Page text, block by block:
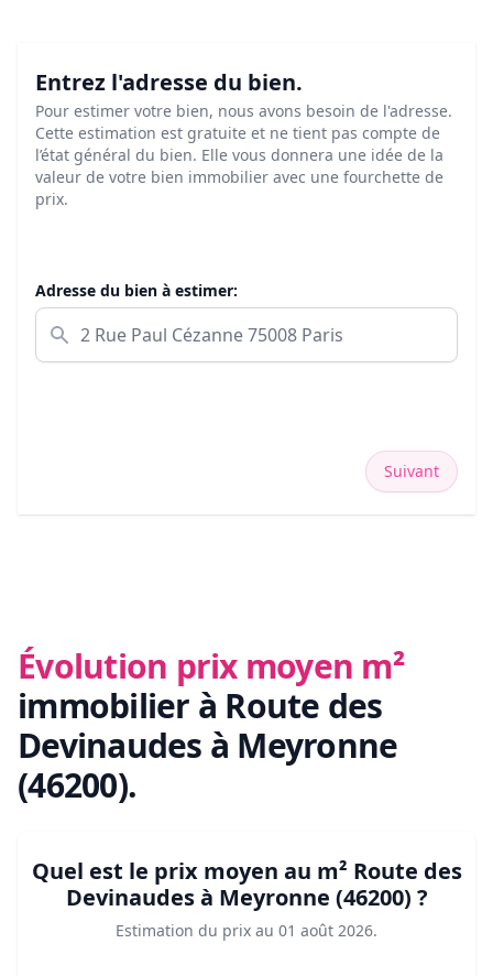
Entrez l'adresse du bien.
Pour estimer votre bien, nous avons besoin de l'adresse.
Cette estimation est gratuite et ne tient pas compte de
l’état général du bien. Elle vous donnera une idée de la
valeur de votre bien immobilier avec une fourchette de
prix.
Adresse du bien à estimer:
Suivant
Évolution prix moyen m²
immobilier à Route des
Devinaudes à Meyronne
(46200).
Quel est le prix moyen au m² Route des
Devinaudes à Meyronne (46200) ?
Estimation du prix au 01 août 2026.